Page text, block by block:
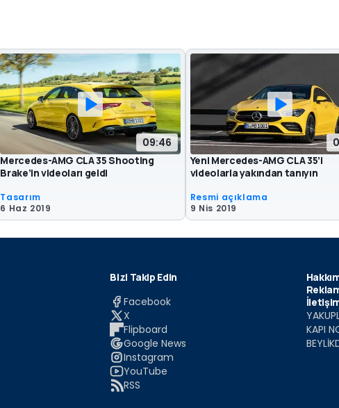
09:46
Mercedes-AMG CLA 35 Shooting
Brake’in videoları geldi
Tasarım
6 Haz 2019
Yeni Mercedes-AMG CLA 35’i
videolarla yakından tanıyın
Resmi açıklama
9 Nis 2019
Bizi Takip Edin
Facebook
X
Flipboard
Google News
Instagram
YouTube
RSS
KAPI